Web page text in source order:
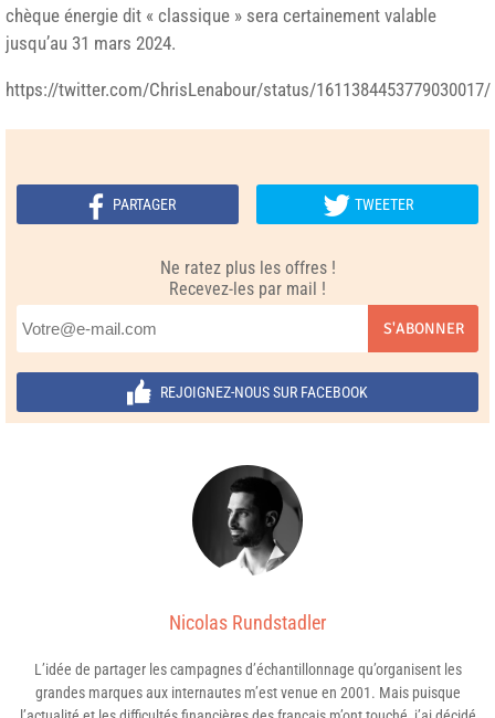
chèque énergie dit « classique » sera certainement valable
jusqu’au 31 mars 2024.
https://twitter.com/ChrisLenabour/status/1611384453779030017/
PARTAGER TWEETER
Ne ratez plus les offres !
Recevez-les par mail !
S'ABONNER
REJOIGNEZ-NOUS SUR FACEBOOK
Nicolas Rundstadler
L’idée de partager les campagnes d’échantillonnage qu’organisent les
grandes marques aux internautes m’est venue en 2001. Mais puisque